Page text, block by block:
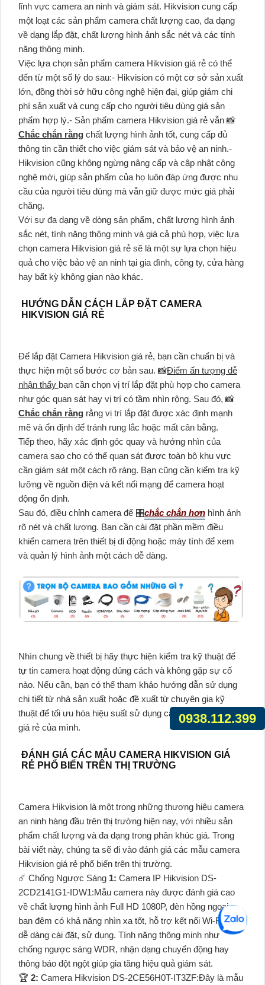
lĩnh vực camera an ninh và giám sát. Hikvision cung cấp
một loạt các sản phẩm camera chất lượng cao, đa dạng
về dạng lắp đặt, chất lượng hình ảnh sắc nét và các tính
năng thông minh.
Việc lựa chọn sản phẩm camera Hikvision giá rẻ có thể
đến từ một số lý do sau:- Hikvision có một cơ sở sản xuất
lớn, đồng thời sở hữu công nghệ hiện đại, giúp giảm chi
phí sản xuất và cung cấp cho người tiêu dùng giá sản
phẩm hợp lý.- Sản phẩm camera Hikvision giá rẻ vẫn 📸
Chắc chắn rằng chất lượng hình ảnh tốt, cung cấp đủ
thông tin cần thiết cho việc giám sát và bảo vệ an ninh.-
Hikvision cũng không ngừng nâng cấp và cập nhật công
nghệ mới, giúp sản phẩm của họ luôn đáp ứng được nhu
cầu của người tiêu dùng mà vẫn giữ được mức giá phải
chăng.
Với sự đa dạng về dòng sản phẩm, chất lượng hình ảnh
sắc nét, tính năng thông minh và giá cả phù hợp, việc lựa
chọn camera Hikvision giá rẻ sẽ là một sự lựa chọn hiệu
quả cho việc bảo vệ an ninh tại gia đình, công ty, cửa hàng
hay bất kỳ không gian nào khác.
HƯỚNG DẪN CÁCH LẮP ĐẶT CAMERA
HIKVISION GIÁ RẺ
Để lắp đặt Camera Hikvision giá rẻ, bạn cần chuẩn bị và
thực hiện một số bước cơ bản sau. 📸Điểm ấn tượng dễ
nhận thấy bạn cần chọn vị trí lắp đặt phù hợp cho camera
như góc quan sát hay vị trí có tầm nhìn rộng. Sau đó, 📸
Chắc chắn rằng rằng vị trí lắp đặt được xác định mạnh
mẽ và ổn định để tránh rung lắc hoặc mất cân bằng.
Tiếp theo, hãy xác định góc quay và hướng nhìn của
camera sao cho có thể quan sát được toàn bộ khu vực
cần giám sát một cách rõ ràng. Bạn cũng cần kiểm tra kỹ
lưỡng về nguồn điện và kết nối mạng để camera hoạt
động ổn định.
Sau đó, điều chỉnh camera để 🎛chắc chắn hơn hình ảnh
rõ nét và chất lượng. Bạn cần cài đặt phần mềm điều
khiển camera trên thiết bị di động hoặc máy tính để xem
và quản lý hình ảnh một cách dễ dàng.
Nhìn chung về thiết bị hãy thực hiện kiểm tra kỹ thuật để
tự tin camera hoạt động đúng cách và không gặp sự cố
nào. Nếu cần, bạn có thể tham khảo hướng dẫn sử dụng
chi tiết từ nhà sản xuất hoặc đề xuất từ chuyên gia kỹ
thuật để tối ưu hóa hiệu suất sử dụng camera Hikvision
giá rẻ của mình.
ĐÁNH GIÁ CÁC MẪU CAMERA HIKVISION GIÁ
RẺ PHỔ BIẾN TRÊN THỊ TRƯỜNG
Camera Hikvision là một trong những thương hiệu camera
an ninh hàng đầu trên thị trường hiện nay, với nhiều sản
phẩm chất lượng và đa dạng trong phân khúc giá. Trong
bài viết này, chúng ta sẽ đi vào đánh giá các mẫu camera
Hikvision giá rẻ phổ biến trên thị trường.
☄️ Chống Ngược Sáng 1: Camera IP Hikvision DS-
2CD2141G1-IDW1:Mẫu camera này được đánh giá cao
về chất lượng hình ảnh Full HD 1080P, đèn hồng ngoại
ban đêm có khả năng nhìn xa tốt, hỗ trợ kết nối Wi-Fi giúp
dễ dàng cài đặt, sử dụng. Tính năng thông minh như
chống ngược sáng WDR, nhận dạng chuyển động hay
thông báo đột ngột giúp gia tăng hiệu quả giám sát.
️🏆 2: Camera Hikvision DS-2CE56H0T-IT3ZF:Đây là mẫu
0938.112.399